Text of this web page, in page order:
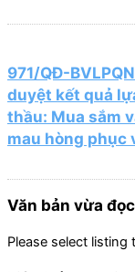
971/QĐ-
duyệt kết quả
thầu: Mua sắm
mau hòng phục
Văn bản vừa đọc
Please select listing